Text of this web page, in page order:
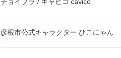
彦根市公式キャラクター ひこにゃん